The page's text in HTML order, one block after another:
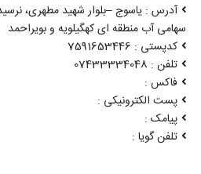
آدرس : یاسوج –بلوار شهید مطهری،
سهامی آب منطقه ای کهگیلویه و بویراحمد
کدپستی : 7591653446
تلفن : 07433334048
فاکس :
پست الکترونیکی :
پیامک :
تلفن گویا :